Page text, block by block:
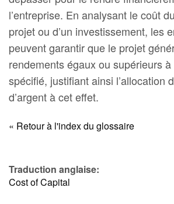
l’entreprise. En analysant le coût
projet ou d’un investissement, les
peuvent garantir que le projet
rendements égaux ou supérieurs
spécifié, justifiant ainsi l’allocation
d’argent à cet effet.
« Retour à l'index du glossaire
Traduction anglaise:
Cost of Capital